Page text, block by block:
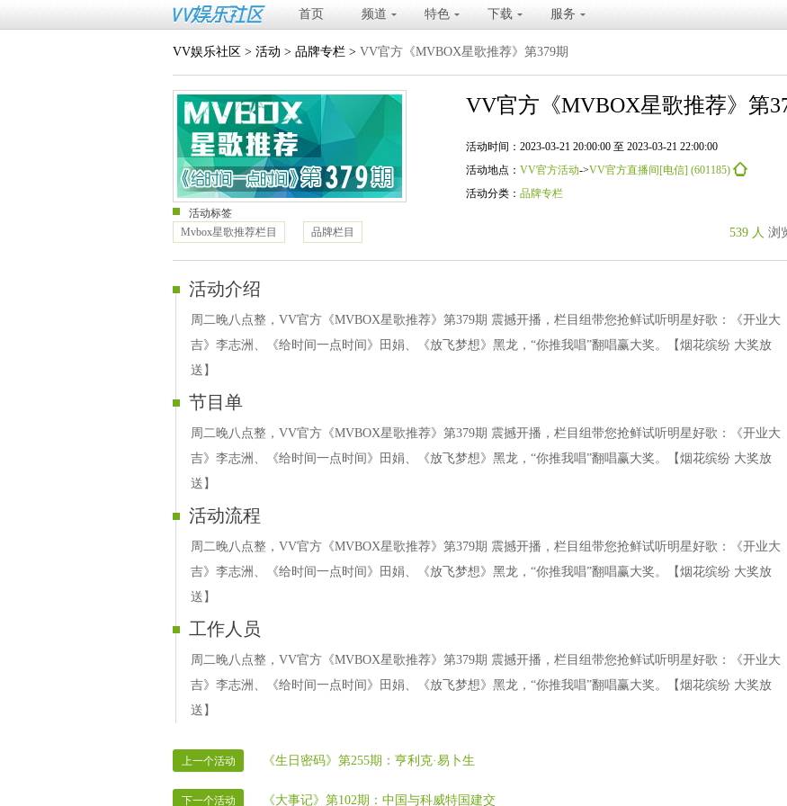
首页 频道 特色 下载 服务
VV娱乐社区 > 活动 > 品牌专栏 > VV官方《MVBOX星歌推荐》第379期
VV官方《MVBOX星歌推荐》第
活动时间：2023-03-21 20:00:00 至 2023-03-21 22:00:00
活动地点： VV官方活动->VV官方直播间[电信] (601185)
活动分类： 品牌专栏
活动标签
Mvbox星歌推荐栏目
品牌栏目 539 人 浏
活动介绍
周二晚八点整，VV官方《MVBOX星歌推荐》第379期 震撼开播，栏目组带您抢鲜试听明星好歌：《开业大
吉》李志洲、《给时间一点时间》田娟、《放飞梦想》黑龙，“你推我唱”翻唱赢大奖。【烟花缤纷 大奖放
送】
节目单
周二晚八点整，VV官方《MVBOX星歌推荐》第379期 震撼开播，栏目组带您抢鲜试听明星好歌：《开业大
吉》李志洲、《给时间一点时间》田娟、《放飞梦想》黑龙，“你推我唱”翻唱赢大奖。【烟花缤纷 大奖放
送】
活动流程
周二晚八点整，VV官方《MVBOX星歌推荐》第379期 震撼开播，栏目组带您抢鲜试听明星好歌：《开业大
吉》李志洲、《给时间一点时间》田娟、《放飞梦想》黑龙，“你推我唱”翻唱赢大奖。【烟花缤纷 大奖放
送】
工作人员
周二晚八点整，VV官方《MVBOX星歌推荐》第379期 震撼开播，栏目组带您抢鲜试听明星好歌：《开业大
吉》李志洲、《给时间一点时间》田娟、《放飞梦想》黑龙，“你推我唱”翻唱赢大奖。【烟花缤纷 大奖放
送】
上一个活动 《生日密码》第255期：亨利克·易卜生
下一个活动 《大事记》第102期：中国与科威特国建交